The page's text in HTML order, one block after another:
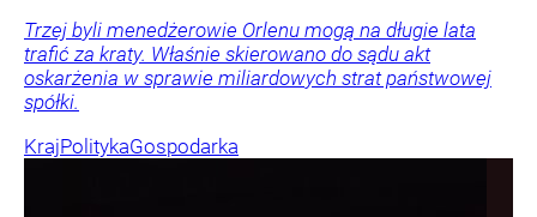
Trzej byli menedżerowie Orlenu mogą na długie lata
trafić za kraty. Właśnie skierowano do sądu akt
oskarżenia w sprawie miliardowych strat państwowej
spółki.
KrajPolitykaGospodarka